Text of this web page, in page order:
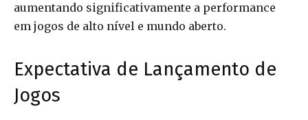
aumentando significativamente a performance
em jogos de alto nível e mundo aberto.
Expectativa de Lançamento de
Jogos